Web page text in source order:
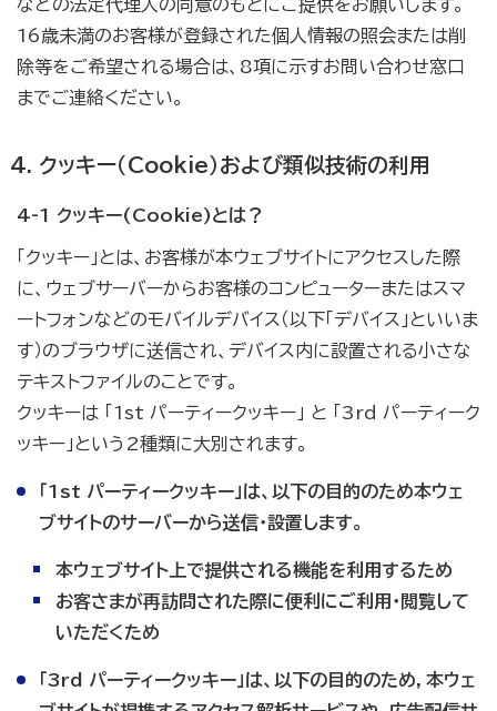
などの法定代理人の同意のもとにご提供をお願いします。
16歳未満のお客様が登録された個人情報の照会または削
除等をご希望される場合は、8項に示すお問い合わせ窓口
までご連絡ください。
クッキー（Cookie）および類似技術の利用
4-1 クッキー(Cookie)とは？
「クッキー」とは、お客様が本ウェブサイトにアクセスした際
に、ウェブサーバーからお客様のコンピューターまたはスマ
ートフォンなどのモバイルデバイス（以下「デバイス」といいま
す）のブラウザに送信され、デバイス内に設置される小さな
テキストファイルのことです。
クッキーは 「1st パーティークッキー」 と 「3rd パーティーク
ッキー」という2種類に大別されます。
「1st パーティークッキー」は、以下の目的のため本ウェ
ブサイトのサーバーから送信・設置します。
本ウェブサイト上で提供される機能を利用するため
お客さまが再訪問された際に便利にご利用・閲覧して
いただくため
「3rd パーティークッキー」は、以下の目的のため，本ウェ